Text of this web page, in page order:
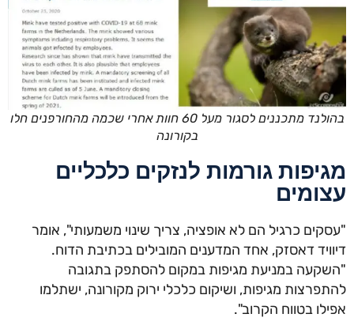
בהולנד מתכננים לסגור מעל 60 חוות אחרי שכמה מהחורפנים חלו
בקורונה
גורמות לנזקים כלכליים
כרגיל הם לא אופציה, צריך שינוי משמעותי", אומר
דאסזק, אחד המדענים המובילים בכתיבת הדוח.
במניעת מגיפות במקום להסתפק בתגובה
מגיפות, ושיקום כלכלי ירוק מקורונה, ישתלמו
בטווח הקרוב".